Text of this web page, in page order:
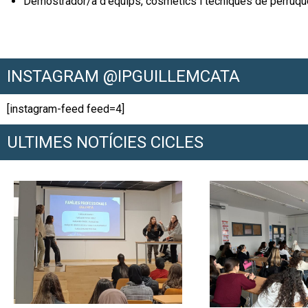
INSTAGRAM @IPGUILLEMCATA
[instagram-feed feed=4]
ULTIMES NOTÍCIES CICLES